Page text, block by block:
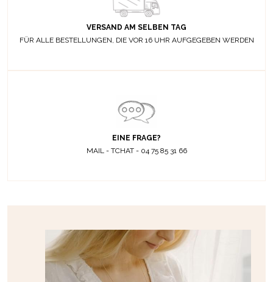
VERSAND AM SELBEN TAG
FÜR ALLE BESTELLUNGEN, DIE VOR 16 UHR AUFGEGEBEN WERDEN
EINE FRAGE?
MAIL - TCHAT - 04 75 85 31 66